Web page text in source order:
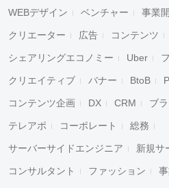
WEBデザイン ベンチャー 事業
クリエーター 広告 コンテンツ
シェアリングエコノミー Uber
クリエイティブ バナー BtoB
コンテンツ企画 DX CRM ブ
テレアポ コーポレート 総務
サーバーサイドエンジニア 新規サ
コンサルタント ファッション